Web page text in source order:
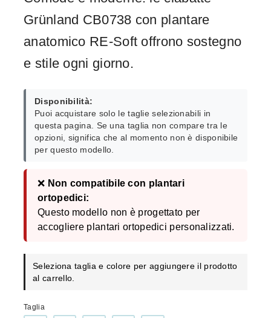
Grünland CB0738 con plantare
anatomico RE-Soft offrono sostegno
e stile ogni giorno.
Disponibilità:
Puoi acquistare solo le taglie selezionabili in
questa pagina. Se una taglia non compare tra le
opzioni, significa che al momento non è disponibile
per questo modello.
❌ Non compatibile con plantari
ortopedici:
Questo modello non è progettato per
accogliere plantari ortopedici personalizzati.
Seleziona taglia e colore per aggiungere il prodotto
al carrello.
Taglia